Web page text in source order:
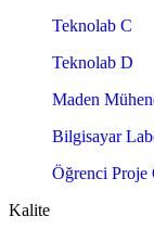
Teknolab C
Teknolab D
Maden
Bilgisayar
Öğrenci Proje
Kalite